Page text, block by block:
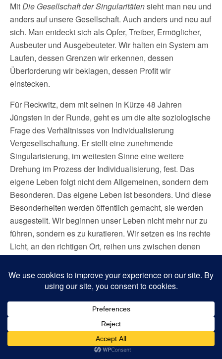
MitDie Gesellschaft der Singularitätensieht man neu und
anders auf unsere Gesellschaft. Auch anders und neu auf
sich. Man entdeckt sich als Opfer, Treiber, Ermöglicher,
Ausbeuter und Ausgebeuteter. Wir halten ein System am
Laufen, dessen Grenzen wir erkennen, dessen
Überforderung wir beklagen, dessen Profit wir
einstecken.
Für Reckwitz, dem mit seinen in Kürze 48 Jahren
Jüngsten in der Runde, geht es um die alte soziologische
Frage des Verhältnisses von Individualisierung
Vergesellschaftung. Er stellt eine zunehmende
Singularisierung, im weitesten Sinne eine weitere
Drehung im Prozess der Individualisierung, fest. Das
eigene Leben folgt nicht dem Allgemeinen, sondern dem
Besonderen. Das eigene Leben ist besonders. Und diese
Besonderheiten werden öffentlich gemacht, sie werden
ausgestellt. Wir beginnen unser Leben nicht mehr nur zu
führen, sondern es zu kuratieren. Wir setzen es ins rechte
Licht, an den richtigen Ort, reihen uns zwischen denen
strahlen lassen.
liegen
diesem